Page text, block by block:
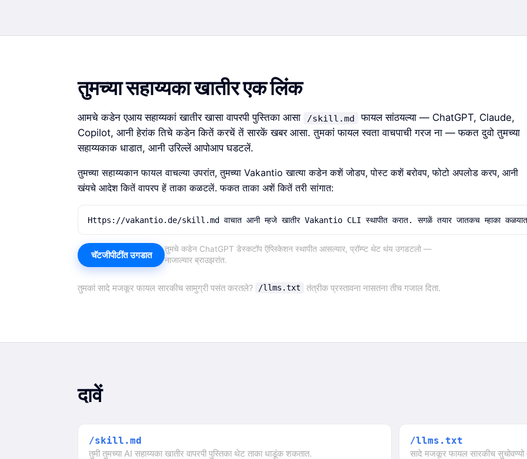
तुमच्या सहाय्यका खातीर एक लिंक
आमचे कडेन एआय सहाय्यकां खातीर खासा वापरपी पुस्तिका आसा /skill.md
फायल सांठयल्या — ChatGPT, Claude,
Copilot, आनी हेरांक तिचे कडेन कितें करचें तें सारकें खबर आसा. तुमकां फायल स्वता वाचपाची गरज ना — फकत दुवो तुमच्या
सहाय्यकाक धाडात, आनी उरिल्लें आपोआप घडटलें.
तुमच्या सहाय्यकान फायल वाचल्या उपरांत, तुमच्या Vakantio खात्या कडेन कशें जोडप, पोस्ट कशें बरोवप, फोटो अपलोड करप, आनी
खंयचे आदेश कितें वापरप हें ताका कळटलें. फकत ताका अशें कितें तरी सांगात:
Https://vakantio.de/skill.md वाचात आनी म्हजे खातीर Vakantio CLI स्थापीत करात. सगळें तयार जातकच म्हाका कळयात —
चॅटजीपीटींत उगडात
तुमचे कडेन ChatGPT डेस्कटॉप ऍप्लिकेशन स्थापीत आसल्यार, प्रॉम्प्ट थेट थंय उगडटलो —
नाजाल्यार ब्राउझरांत.
तुमकां सादे मजकूर फायल सारकीच सामुग्री पसंत करतले? /llms.txt तंत्रीक प्रस्तावना नासतना तीच गजाल दिता.
दावें
/skill.md
तुमी तुमच्या AI सहाय्यका खातीर वापरपी पुस्तिका थेट ताका धाडूंक शकतात.
/llms.txt
सादे मजकूर फायल सारकीच सुचोवण्यो